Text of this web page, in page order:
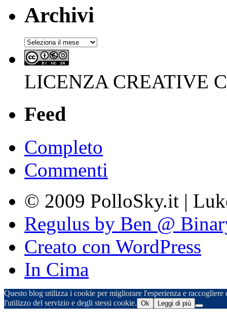
Archivi
Archivi
LICENZA CREATIVE
Feed
Completo
Commenti
© 2009 PolloSky.it |
Regulus by Ben @
Creato con WordPress
In Cima
Questo blog utilizza i cookie per migliorare l'esperienza e
l'utilizzo del servizio e degli stessi cookie. Ok Leggi di più